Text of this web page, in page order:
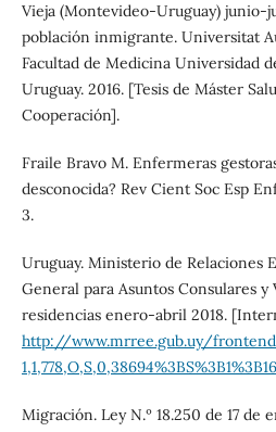
Vieja (Montevideo-Uruguay) junio-
población inmigrante. Universitat
Facultad de Medicina Universidad
Uruguay. 2016. [Tesis de Máster
Cooperación].
Fraile Bravo M. Enfermeras
desconocida? Rev Cient Soc Esp
3.
Uruguay. Ministerio de Relaciones
General para Asuntos Consulares
residencias enero-abril 2018.
http://www.mrree.gub.uy/
1,1,778,O,S,0,38694%3BS%3B1%3B16
Migración. Ley N.º 18.250 de 17